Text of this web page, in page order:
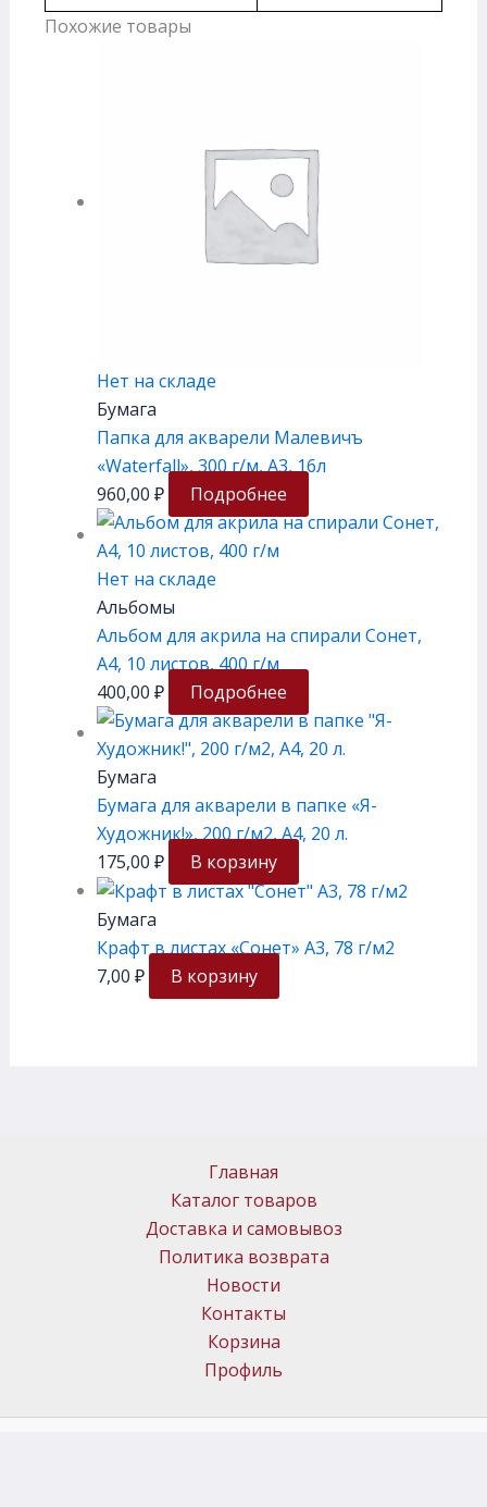
Похожие товары
Нет на складе
Бумага
Папка для акварели Малевичъ
«Waterfall», 300 г/м, А3, 16л
960,00 ₽ Подробнее
Нет на складе
Альбомы
Альбом для акрила на спирали Сонет,
А4, 10 листов, 400 г/м
400,00 ₽ Подробнее
Бумага
Бумага для акварели в папке «Я-
Художник!», 200 г/м2, А4, 20 л.
175,00 ₽ В корзину
Бумага
Крафт в листах «Сонет» А3, 78 г/м2
7,00 ₽ В корзину
Главная
Каталог товаров
Доставка и самовывоз
Политика возврата
Новости
Контакты
Корзина
Профиль